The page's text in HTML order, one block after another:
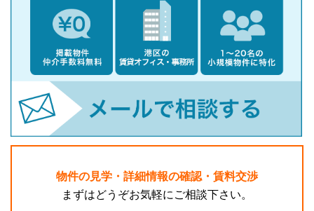
物件の見学・詳細情報の確認・賃料交渉
まずはどうぞお気軽にご相談下さい。